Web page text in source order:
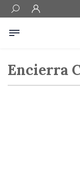
Encierra